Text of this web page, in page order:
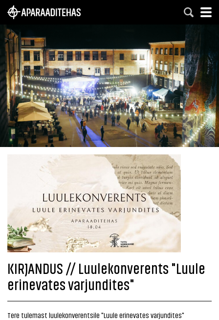
KIRJANDUS // Luulekonverents "Luule
erinevates varjundites"
Tere tulemast luulekonverentsile "Luule erinevates varjundites"